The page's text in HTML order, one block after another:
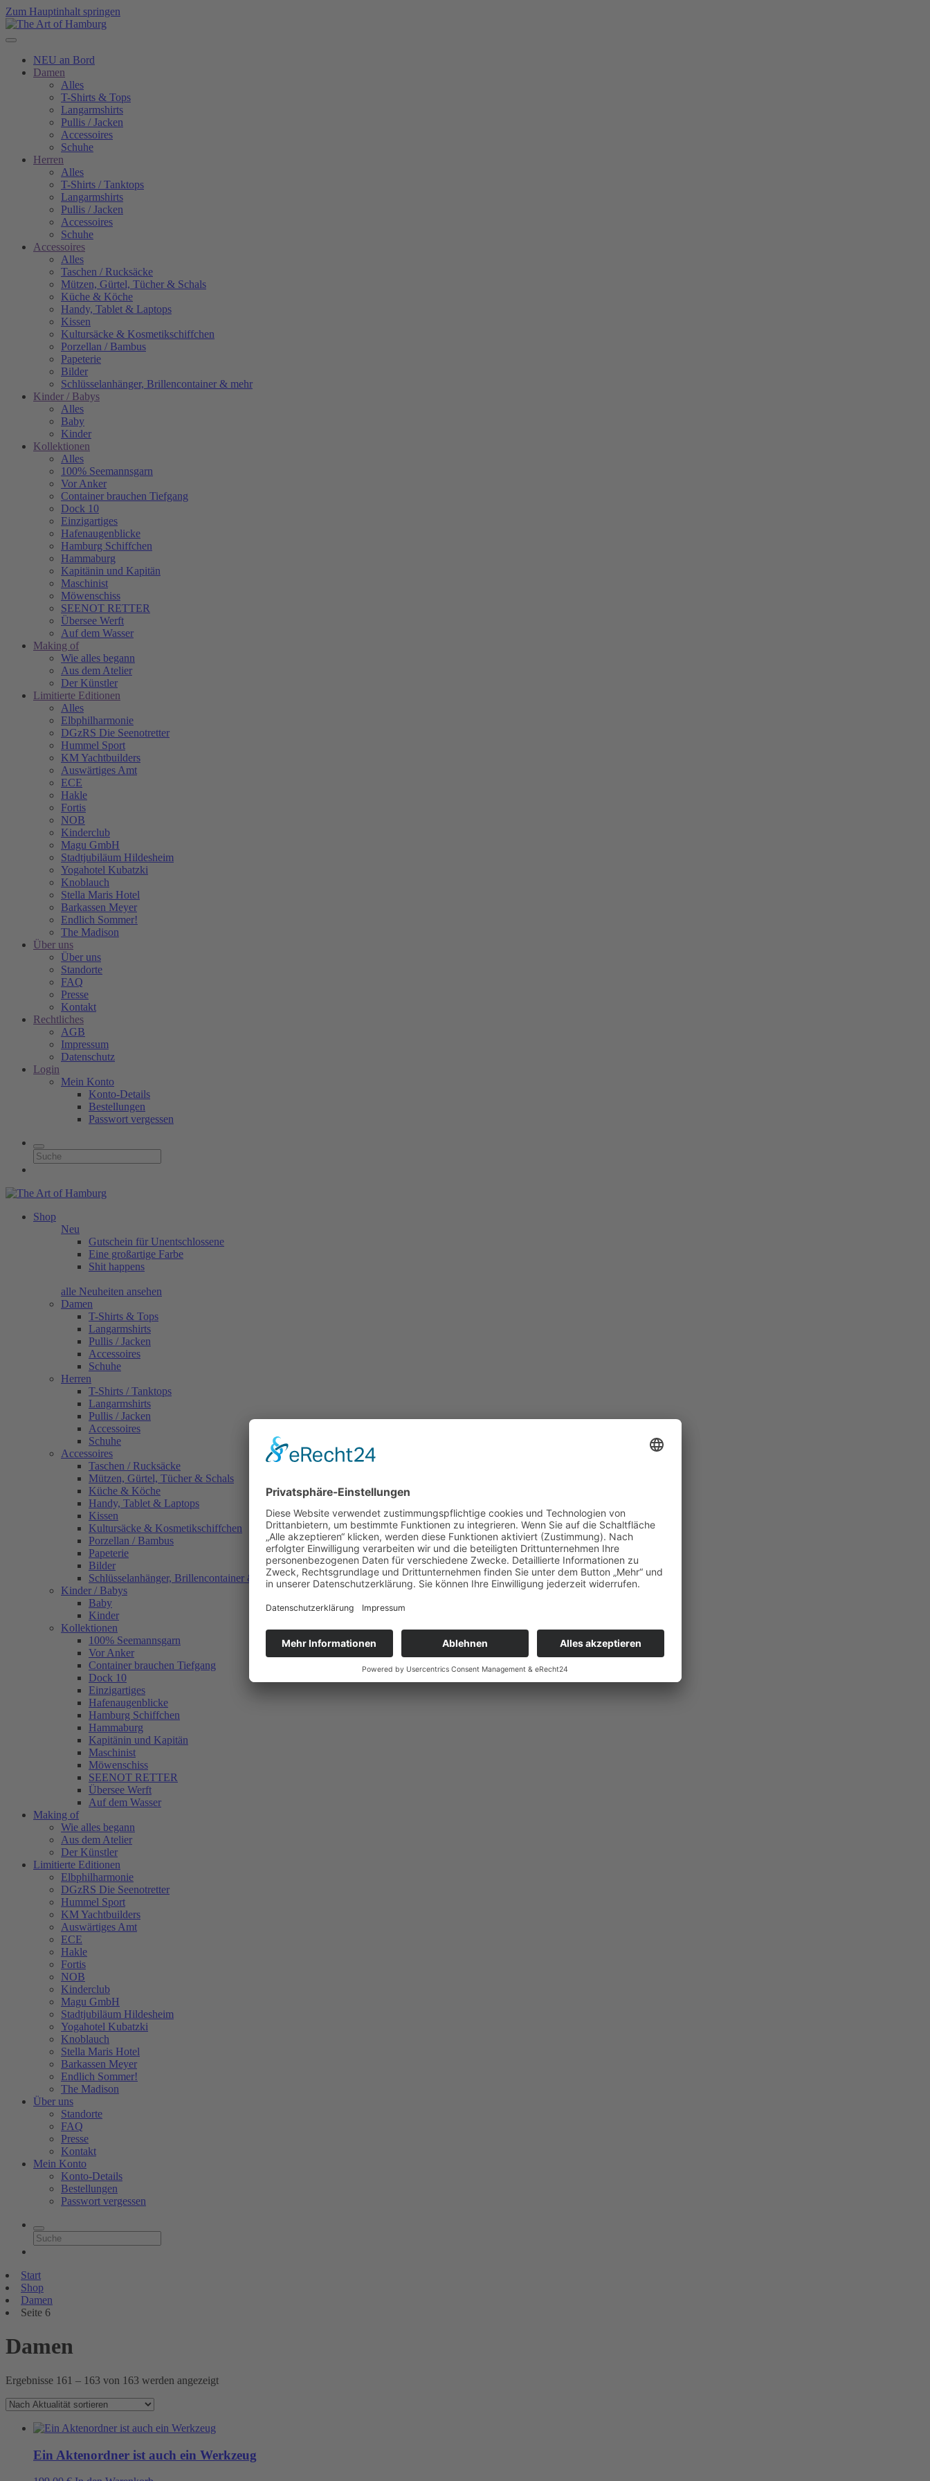
Zum Hauptinhalt springen
NEU an Bord
Damen
Alles
T-Shirts & Tops
Langarmshirts
Pullis / Jacken
Accessoires
Schuhe
Herren
Alles
T-Shirts / Tanktops
Langarmshirts
Pullis / Jacken
Accessoires
Schuhe
Accessoires
Alles
Taschen / Rucksäcke
Mützen, Gürtel, Tücher & Schals
Küche & Köche
Handy, Tablet & Laptops
Kissen
Kultursäcke & Kosmetikschiffchen
Porzellan / Bambus
Papeterie
Bilder
Schlüsselanhänger, Brillencontainer & mehr
Kinder / Babys
Alles
Baby
Kinder
Kollektionen
Alles
100% Seemannsgarn
Vor Anker
Container brauchen Tiefgang
Dock 10
Einzigartiges
Hafenaugen­blicke
Hamburg Schiffchen
Hammaburg
Kapitänin und Kapitän
Maschinist
Möwenschiss
SEENOT RETTER
Übersee Werft
Auf dem Wasser
Making of
Wie alles begann
Aus dem Atelier
Der Künstler
Limitierte Editionen
Alles
Elbphilharmonie
DGzRS Die Seenotretter
Hummel Sport
KM Yachtbuilders
Auswärtiges Amt
ECE
Hakle
Fortis
NOB
Kinderclub
Magu GmbH
Stadtjubiläum Hildesheim
Yogahotel Kubatzki
Knoblauch
Stella Maris Hotel
Barkassen Meyer
Endlich Sommer!
The Madison
Über uns
Über uns
Standorte
FAQ
Presse
Kontakt
Rechtliches
AGB
Impressum
Datenschutz
Login
Mein Konto
Konto-Details
Bestellungen
Passwort vergessen
Shop
Neu
Gutschein für Unentschlossene
Eine großartige Farbe
Shit happens
alle Neuheiten ansehen
Damen
T-Shirts & Tops
Langarmshirts
Pullis / Jacken
Accessoires
Schuhe
Herren
T-Shirts / Tanktops
Langarmshirts
Pullis / Jacken
Accessoires
Schuhe
Accessoires
Taschen / Rucksäcke
Mützen, Gürtel, Tücher & Schals
Küche & Köche
Handy, Tablet & Laptops
Kissen
Kultursäcke & Kosmetikschiffchen
Porzellan / Bambus
Papeterie
Bilder
Schlüsselanhänger, Brillencontainer & mehr
Kinder / Babys
Baby
Kinder
Kollektionen
100% Seemannsgarn
Vor Anker
Container brauchen Tiefgang
Dock 10
Einzigartiges
Hafenaugen­blicke
Hamburg Schiffchen
Hammaburg
Kapitänin und Kapitän
Maschinist
Möwenschiss
SEENOT RETTER
Übersee Werft
Auf dem Wasser
Making of
Wie alles begann
Aus dem Atelier
Der Künstler
Limitierte Editionen
Elbphilharmonie
DGzRS Die Seenotretter
Hummel Sport
KM Yachtbuilders
Auswärtiges Amt
ECE
Hakle
Fortis
NOB
Kinderclub
Magu GmbH
Stadtjubiläum Hildesheim
Yogahotel Kubatzki
Knoblauch
Stella Maris Hotel
Barkassen Meyer
Endlich Sommer!
The Madison
Über uns
Standorte
FAQ
Presse
Kontakt
Mein Konto
Konto-Details
Bestellungen
Passwort vergessen
Start
Shop
Damen
Seite 6
Damen
Ergebnisse 161 – 163 von 163 werden angezeigtNach
Ein Aktenordner ist auch ein Werkzeug